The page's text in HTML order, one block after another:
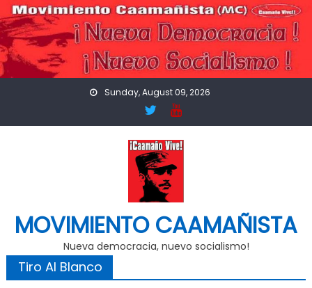
Skip
to
content
Sunday, August 09, 2026
MOVIMIENTO CAAMAÑISTA
Nueva democracia, nuevo socialismo!
Tiro Al Blanco